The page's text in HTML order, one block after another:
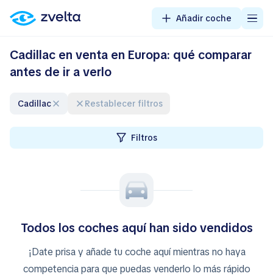
Añadir coche
Cadillac en venta en Europa: qué comparar
antes de ir a verlo
Cadillac Restablecer filtros
Filtros
Todos los coches aquí han sido vendidos
¡Date prisa y añade tu coche aquí mientras no haya
competencia para que puedas venderlo lo más rápido